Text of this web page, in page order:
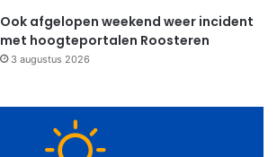
Ook afgelopen weekend weer incident
met hoogteportalen Roosteren
3 augustus 2026